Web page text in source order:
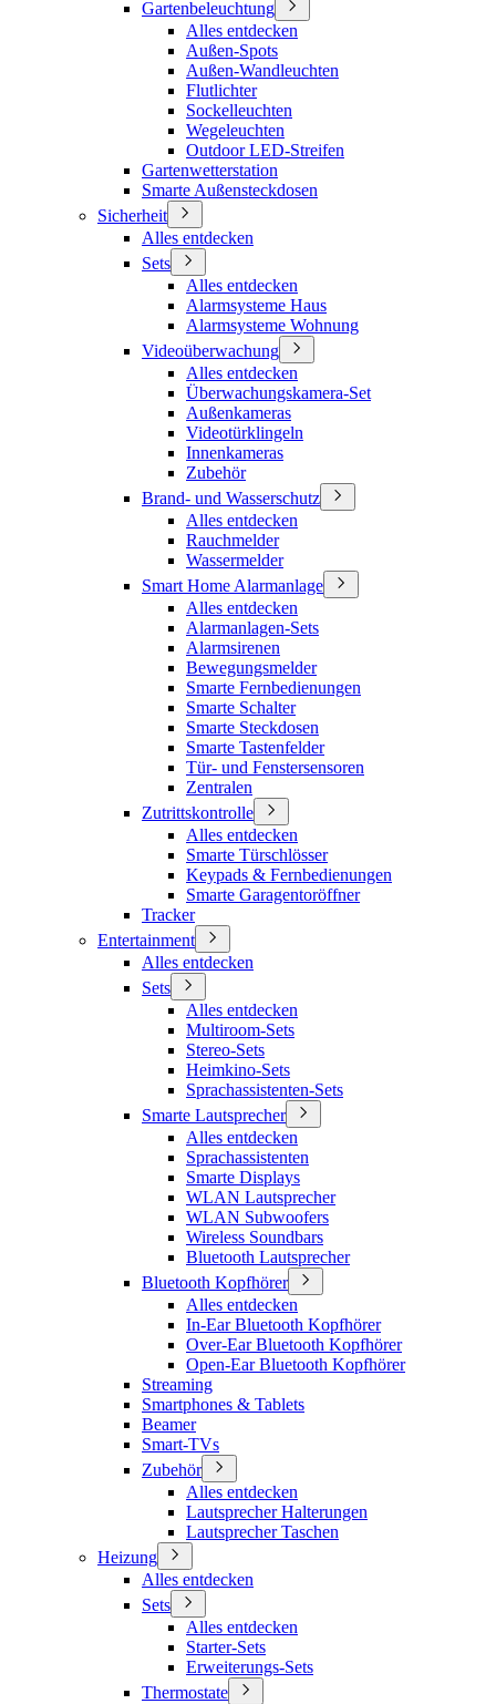
Gartenbeleuchtung
Alles entdecken
Außen-Spots
Außen-Wandleuchten
Flutlichter
Sockelleuchten
Wegeleuchten
Outdoor LED-Streifen
Gartenwetterstation
Smarte Außensteckdosen
Sicherheit
Alles entdecken
Sets
Alles entdecken
Alarmsysteme Haus
Alarmsysteme Wohnung
Videoüberwachung
Alles entdecken
Überwachungskamera-Set
Außenkameras
Videotürklingeln
Innenkameras
Zubehör
Brand- und Wasserschutz
Alles entdecken
Rauchmelder
Wassermelder
Smart Home Alarmanlage
Alles entdecken
Alarmanlagen-Sets
Alarmsirenen
Bewegungsmelder
Smarte Fernbedienungen
Smarte Schalter
Smarte Steckdosen
Smarte Tastenfelder
Tür- und Fenstersensoren
Zentralen
Zutrittskontrolle
Alles entdecken
Smarte Türschlösser
Keypads & Fernbedienungen
Smarte Garagentoröffner
Tracker
Entertainment
Alles entdecken
Sets
Alles entdecken
Multiroom-Sets
Stereo-Sets
Heimkino-Sets
Sprachassistenten-Sets
Smarte Lautsprecher
Alles entdecken
Sprachassistenten
Smarte Displays
WLAN Lautsprecher
WLAN Subwoofers
Wireless Soundbars
Bluetooth Lautsprecher
Bluetooth Kopfhörer
Alles entdecken
In-Ear Bluetooth Kopfhörer
Over-Ear Bluetooth Kopfhörer
Open-Ear Bluetooth Kopfhörer
Streaming
Smartphones & Tablets
Beamer
Smart-TVs
Zubehör
Alles entdecken
Lautsprecher Halterungen
Lautsprecher Taschen
Heizung
Alles entdecken
Sets
Alles entdecken
Starter-Sets
Erweiterungs-Sets
Thermostate